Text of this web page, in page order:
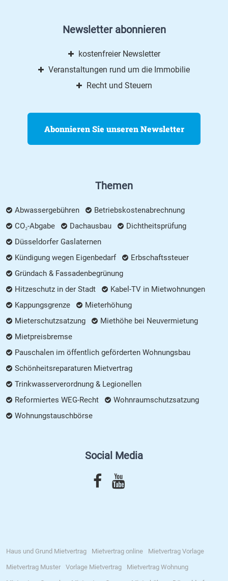
Newsletter abonnieren
kostenfreier Newsletter
Veranstaltungen rund um die Immobilie
Recht und Steuern
Abonnieren Sie unseren Newsletter
Themen
Abwassergebühren
Betriebskostenabrechnung
CO₂-Abgabe
Dachausbau
Dichtheitsprüfung
Düsseldorfer Gaslaternen
Kündigung wegen Eigenbedarf
Erbschaftssteuer
Gründach & Fassadenbegrünung
Hitzeschutz in der Stadt
Kabel-TV in Mietwohnungen
Kappungsgrenze
Mieterhöhung
Mieterschutzsatzung
Miethöhe bei Neuvermietung
Mietpreisbremse
Pauschalen im öffentlich geförderten Wohnungsbau
Schönheitsreparaturen Mietvertrag
Trinkwasserverordnung & Legionellen
Reformiertes WEG-Recht
Wohnraumschutzsatzung
Wohnungstauschbörse
Social Media
Haus und Grund Mietvertrag Mietvertrag online Mietvertrag Vorlage
Mietvertrag Muster Vorlage Mietvertrag Mietvertrag Wohnung